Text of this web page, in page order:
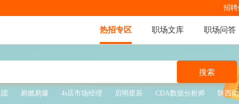
招聘
热招专区 职场文库 职场问答
搜索
易燃易爆 4s店市场经理 启明星辰 CDA数据分析师 陕西